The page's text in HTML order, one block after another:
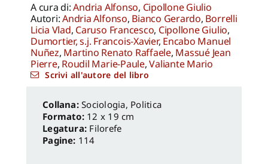
A cura di:Andria Alfonso, Cipollone Giulio
Autori:Andria Alfonso, Bianco Gerardo, Borrelli
Licia Vlad, Caruso Francesco, Cipollone Giulio,
Dumortier, s.j. Francois-Xavier, Encabo Manuel
Nuñez, Martino Renato Raffaele, Massué Jean
Pierre, Roudil Marie-Paule,Valiante Mario
Scrivi all'autore del libro
Sociologia, Politica
Formato: 12 x 19 cm
Legatura: Filorefe
Pagine: 114